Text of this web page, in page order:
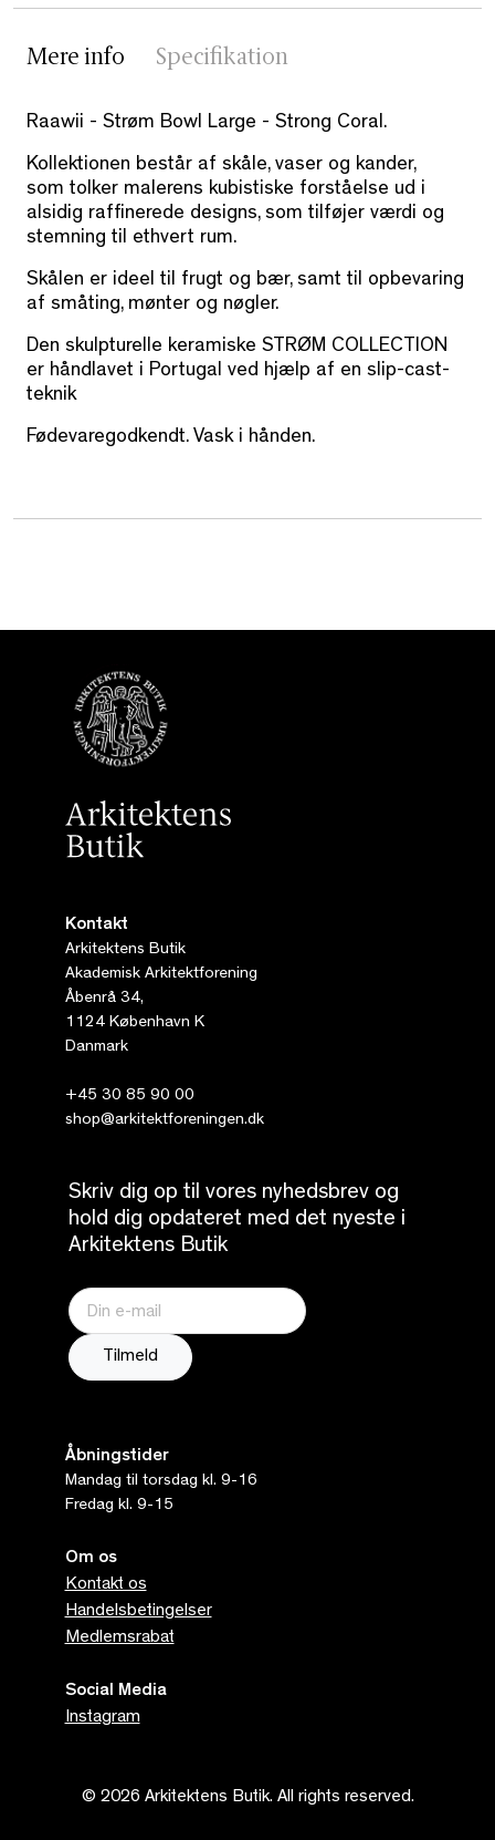
Mere info Specifikation
Raawii - Strøm Bowl Large - Strong Coral.
Kollektionen består af skåle, vaser og kander,
som tolker malerens kubistiske forståelse ud i
alsidig raffinerede designs, som tilføjer værdi og
stemning til ethvert rum.
Skålen er ideel til frugt og bær, samt til opbevaring
af småting, mønter og nøgler.
Den skulpturelle keramiske STRØM COLLECTION
er håndlavet i Portugal ved hjælp af en slip-cast-
teknik
Fødevaregodkendt. Vask i hånden.
Kontakt
Arkitektens Butik
Akademisk Arkitektforening
Åbenrå 34,
1124 København K
Danmark
+45 30 85 90 00
shop@arkitektforeningen.dk
Skriv dig op til vores nyhedsbrev og
hold dig opdateret med det nyeste i
Arkitektens Butik
Åbningstider
Mandag til torsdag kl. 9-16
Fredag kl. 9-15
Om os
Kontakt os
Handelsbetingelser
Medlemsrabat
Social Media
Instagram
© 2026 Arkitektens Butik. All rights reserved.